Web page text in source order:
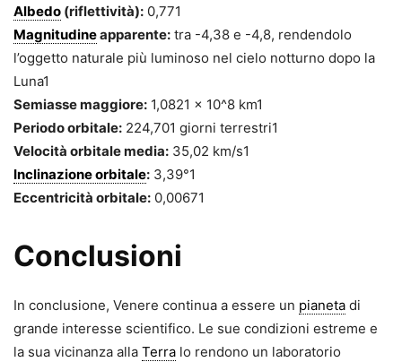
Albedo (riflettività): 0,771
Magnitudineapparente: tra -4,38 e -4,8, rendendolo
l’oggetto naturale più luminoso nel cielo notturno dopo la
Luna1
Semiasse maggiore: 1,0821 × 10^8 km1
Periodo orbitale: 224,701 giorni terrestri1
Velocità orbitale media: 35,02 km/s1
Inclinazione orbitale: 3,39°1
Eccentricità orbitale: 0,00671
Conclusioni
In conclusione, Venere continua a essere un pianeta di
grande interesse scientifico. Le sue condizioni estreme e
la sua vicinanza alla Terra lo rendono un laboratorio